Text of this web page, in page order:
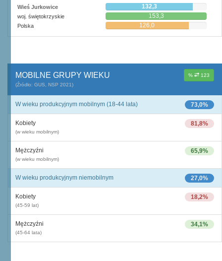
Wieś Jurkowice 132,3
woj. świętokrzyskie 153,3
Polska 126,0
% 123
MOBILNE GRUPY WIEKU
(Źródło: GUS, NSP 2021)
73,0%
W wieku produkcyjnym mobilnym (18-44 lata)
81,8%
Kobiety
(w wieku mobilnym)
65,9%
Mężczyźni
(w wieku mobilnym)
27,0%
W wieku produkcyjnym niemobilnym
18,2%
Kobiety
(45-59 lat)
34,1%
Mężczyźni
(45-64 lata)